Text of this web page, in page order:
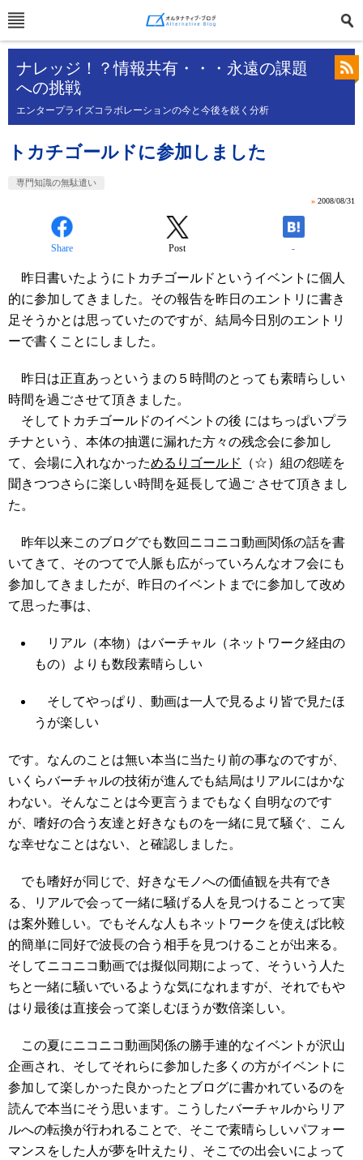
ナレッジ！？情報共有・・・永遠の課題
への挑戦
エンタープライズコラボレーションの今と今後を鋭く分析
トカチゴールドに参加しました
専門知識の無駄遣い
» 2008/08/31
Share Post -
昨日書いたようにトカチゴールドというイベントに個人
的に参加してきました。その報告を昨日のエントリに書き
足そうかとは思っていたのですが、結局今日別のエントリ
ーで書くことにしました。
昨日は正直あっというまの５時間のとっても素晴らしい
時間を過ごさせて頂きました。
そしてトカチゴールドのイベントの後 にはちっぱいプラ
チナという、本体の抽選に漏れた方々の残念会に参加し
て、会場に入れなかっためるりゴールド
（☆）組の怨嗟を
聞きつつさらに楽しい時間を延長して過ご させて頂きまし
た。
昨年以来このブログでも数回ニコニコ動画関係の話を書
いてきて、そのつてで人脈も広がっていろんなオフ会にも
参加してきましたが、昨日のイベントまでに参加して改め
て思った事は、
リアル（本物）はバーチャル（ネットワーク経由の
もの）よりも数段素晴らしい
そしてやっぱり、動画は一人で見るより皆で見たほ
うが楽しい
です。なんのことは無い本当に当たり前の事なのですが、
いくらバーチャルの技術が進んでも結局はリアルにはかな
わない。そんなことは今更言うまでもなく自明なのです
が、嗜好の合う友達と好きなものを一緒に見て騒ぐ、こん
な幸せなことはない、と確認しました。
でも嗜好が同じで、好きなモノへの価値観を共有でき
る、リアルで会って一緒に騒げる人を見つけることって実
は案外難しい。でもそんな人もネットワークを使えば比較
的簡単に同好で波長の合う相手を見つけることが出来る。
そしてニコニコ動画では擬似同期によって、そういう人た
ちと一緒に騒いでいるような気になれますが、それでもや
はり最後は直接会って楽しむほうが数倍楽しい。
この夏にニコニコ動画関係の勝手連的なイベントが沢山
企画され、そしてそれらに参加した多くの方がイベントに
参加して楽しかった良かったとブログに書かれているのを
読んで本当にそう思います。こうしたバーチャルからリア
ルへの転換が行われることで、そこで素晴らしいパフォー
マンスをした人が夢を叶えたり、そこでの出会いによって